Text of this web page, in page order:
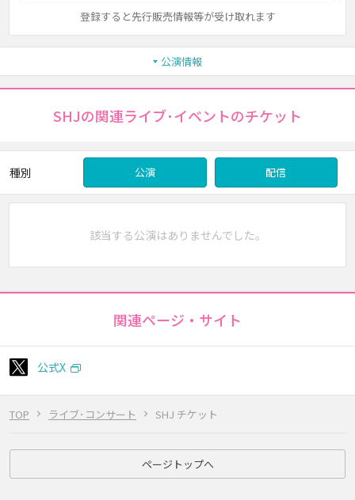
TOP ライブ･コンサート SHJ チケット
登録すると先行販売情報等が受け取れます
公演情報
SHJの関連ライブ･イベントのチケット
種別 公演 配信
該当する公演はありませんでした。
関連ページ・サイト
公式X
ページトップへ